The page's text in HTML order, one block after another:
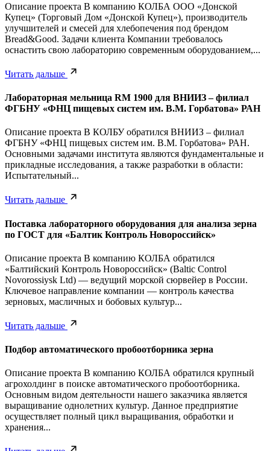
Описание проекта В компанию КОЛБА ООО «Донской
Купец» (Торговый Дом «Донской Купец»), производитель
улучшителей и смесей для хлебопечения под брендом
Bread&Good. Задачи клиента Компании требовалось
оснастить свою лабораторию современным оборудованием,...
Читать дальше
Лабораторная мельница RM 1900 для ВНИИЗ – филиал
ФГБНУ «ФНЦ пищевых систем им. В.М. Горбатова» РАН
Описание проекта В КОЛБУ обратился ВНИИЗ – филиал
ФГБНУ «ФНЦ пищевых систем им. В.М. Горбатова» РАН.
Основными задачами института являются фундаментальные и
прикладные исследования, а также разработки в области:
Испытательный...
Читать дальше
Поставка лабораторного оборудования для анализа зерна
по ГОСТ для «Балтик Контроль Новороссийск»
Описание проекта В компанию КОЛБА обратился
«Балтийский Контроль Новороссийск» (Baltic Control
Novorossiysk Ltd) — ведущий морской сюрвейер в России.
Ключевое направление компании — контроль качества
зерновых, масличных и бобовых культур...
Читать дальше
Подбор автоматического пробоотборника зерна
Описание проекта В компанию КОЛБА обратился крупный
агрохолдинг в поиске автоматического пробоотборника.
Основным видом деятельности нашего заказчика является
выращивание однолетних культур. Данное предприятие
осуществляет полный цикл выращивания, обработки и
хранения...